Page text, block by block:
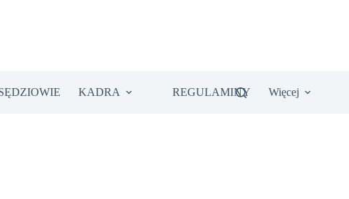
KADRA REGULAMINY Więcej